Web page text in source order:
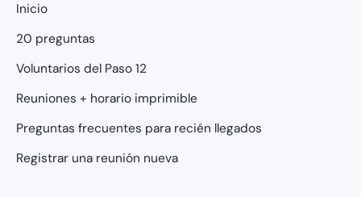
Inicio
20 preguntas
Voluntarios del Paso 12
Reuniones + horario imprimible
Preguntas frecuentes para recién llegados
Registrar una reunión nueva